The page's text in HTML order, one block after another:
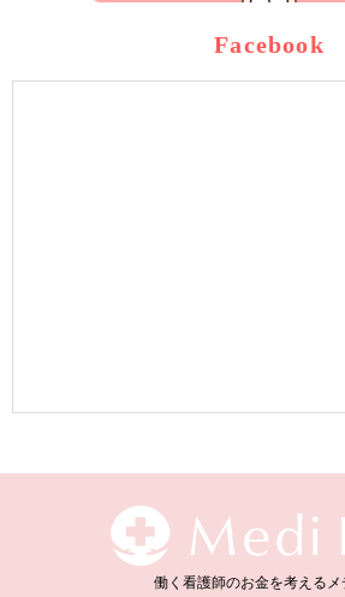
Facebook
働く看護師のお金を考えるメ